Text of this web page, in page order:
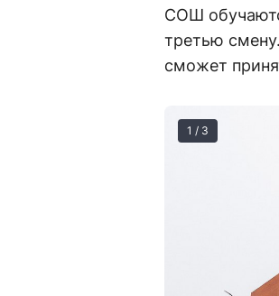
СОШ
третью
сможет
1 / 3